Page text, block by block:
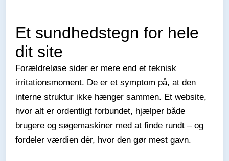
Et sundhedstegn for hele
dit site
Forældreløse sider er mere end et teknisk
irritationsmoment. De er et symptom på, at den
interne struktur ikke hænger sammen. Et website,
hvor alt er ordentligt forbundet, hjælper både
brugere og søgemaskiner med at finde rundt – og
fordeler værdien dér, hvor den gør mest gavn.